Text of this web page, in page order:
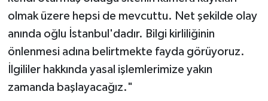
olmak üzere hepsi de mevcuttu. Net şekilde olay
anında oğlu İstanbul'dadır. Bilgi kirliliğinin
önlenmesi adına belirtmekte fayda görüyoruz.
İlgililer hakkında yasal işlemlerimize yakın
zamanda başlayacağız."